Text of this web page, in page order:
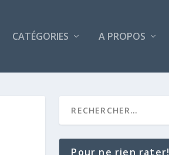
CATÉGORIES A PROPOS
Pour ne rien rater!